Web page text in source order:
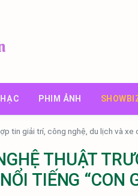
PHIM ẢNH
tin giải trí, công nghệ, du lịch và xe
THUẬT
TIẾNG “CON